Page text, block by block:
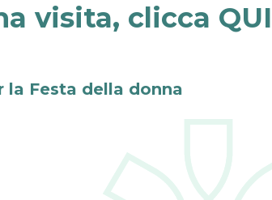
visita, clicca QUI
la Festa della donna